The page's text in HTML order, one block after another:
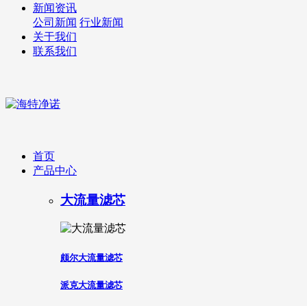
新闻资讯
公司新闻 行业新闻
关于我们
联系我们
首页
产品中心
大流量滤芯
颇尔大流量滤芯
派克大流量滤芯